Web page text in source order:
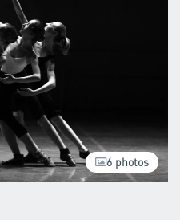
Cadeau
Panier
6 photos